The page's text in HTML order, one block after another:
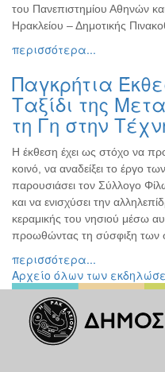
Άλλες
Εκδηλώσεις
ΤΟΠΟΣ
ΜΑΣ
ΔΗΜΟΣ
ΠΟΛΙΤΙΣΜΟΣ
ΑΝΘΕΚΤΙΚΗ
ΠΟΛΗ
του Πανεπιστημίου Αθηνών
Ηρακλείου – Δημοτικής
περισσότερα...
Παγκρήτια
Ταξίδι της
τη Γη στην
Η έκθεση έχει ως στόχο να
κοινό, να αναδείξει το έργο
παρουσιάσει τον Σύλλογο
και να ενισχύσει την
κεραμικής του νησιού μέσω
προωθώντας τη σύσφιξη των
περισσότερα...
Αρχείο όλων των